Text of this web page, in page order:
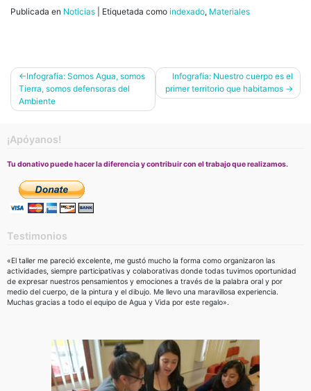
Publicada en Noticias Etiquetada como indexado, Materiales
Navegación
de
Infografía: Somos Agua, somos
Tierra, somos defensoras del
Ambiente
Infografía: Nuestro cuerpo es el
primer territorio que habitamos
¡Apóyanos!
Tu donativo puede hacer la diferencia y contribuir con el trabajo que realizamos.
Testimonios
«El taller me pareció excelente, me gustó mucho la forma como organizaron las
actividades, siempre participativas y colaborativas donde todas tuvimos oportunidad
de expresar nuestros pensamientos y emociones a través de la palabra oral y por
medio del cuerpo, de la pintura y el dibujo. Me llevo una maravillosa experiencia.
Muchas gracias a todo el equipo de Agua y Vida por este regalo».